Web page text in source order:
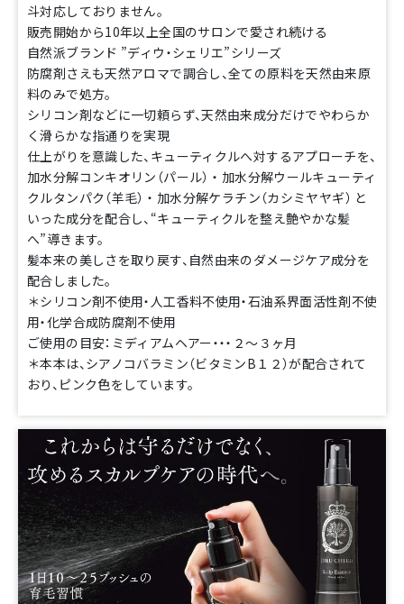
斗対応しておりません。
販売開始から10年以上全国のサロンで愛され続ける
自然派ブランド ”ディウ・シェリエ”シリーズ
防腐剤さえも天然アロマで調合し、全ての原料を天然由来原
料のみで処方。
シリコン剤などに一切頼らず、天然由来成分だけでやわらか
く滑らかな指通りを実現
仕上がりを意識した、キューティクルへ対するアプローチを、
加水分解コンキオリン（パール） ・ 加水分解ウールキューティ
クルタンパク（羊毛） ・ 加水分解ケラチン（カシミヤヤギ） と
いった成分を配合し、“キューティクルを整え艶やかな髪
へ”導きます。
髪本来の美しさを取り戻す、自然由来のダメージケア成分を
配合しました。
＊シリコン剤不使用・人工香料不使用・石油系界面活性剤不使
用・化学合成防腐剤不使用
ご使用の目安：ミディアムヘアー・・・２～３ヶ月
＊本本は、シアノコバラミン（ビタミンB１２）が配合されて
おり、ピンク色をしています。